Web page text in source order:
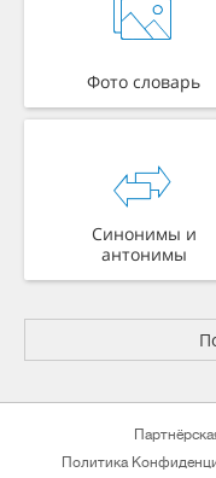
Фото словарь
Синонимы и
антонимы
Политика